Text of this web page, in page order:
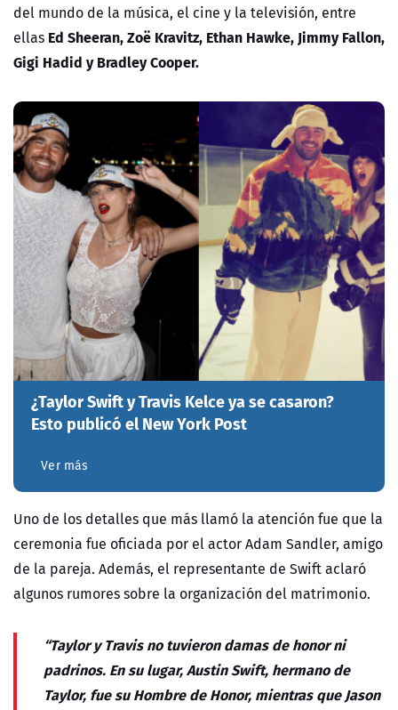
del mundo de la música, el cine y la televisión, entre
ellas Ed Sheeran, Zoë Kravitz, Ethan Hawke, Jimmy Fallon,
Gigi Hadid y Bradley Cooper.
¿Taylor Swift y Travis Kelce ya se casaron?
Esto publicó el New York Post
Ver más
Uno de los detalles que más llamó la atención fue que la
ceremonia fue oficiada por el actor Adam Sandler, amigo
de la pareja. Además, el representante de Swift aclaró
algunos rumores sobre la organización del matrimonio.
“Taylor y Travis no tuvieron damas de honor ni
padrinos. En su lugar, Austin Swift, hermano de
Taylor, fue su Hombre de Honor, mientras que Jason